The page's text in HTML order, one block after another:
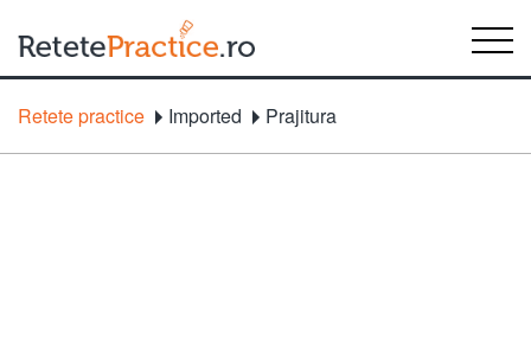
Retete practice Imported Prajitura